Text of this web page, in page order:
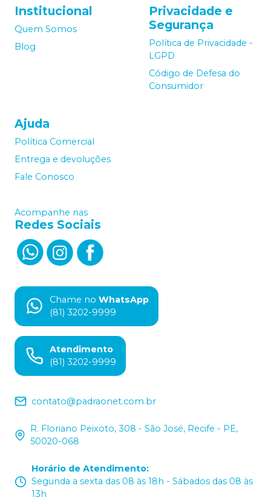
Institucional
Quem Somos
Blog
Privacidade e
Segurança
Política de Privacidade -
LGPD
Código de Defesa do
Consumidor
Ajuda
Política Comercial
Entrega e devoluções
Fale Conosco
Acompanhe nas
Redes Sociais
Chame no WhatsApp
(81) 3202-9999
Atendimento
(81) 3202-9999
contato@padraonet.com.br
R. Floriano Peixoto, 308 - São José, Recife - PE,
50020-068
Horário de Atendimento:
Segunda a sexta das 08 às 18h - Sábados das 08 às
13h